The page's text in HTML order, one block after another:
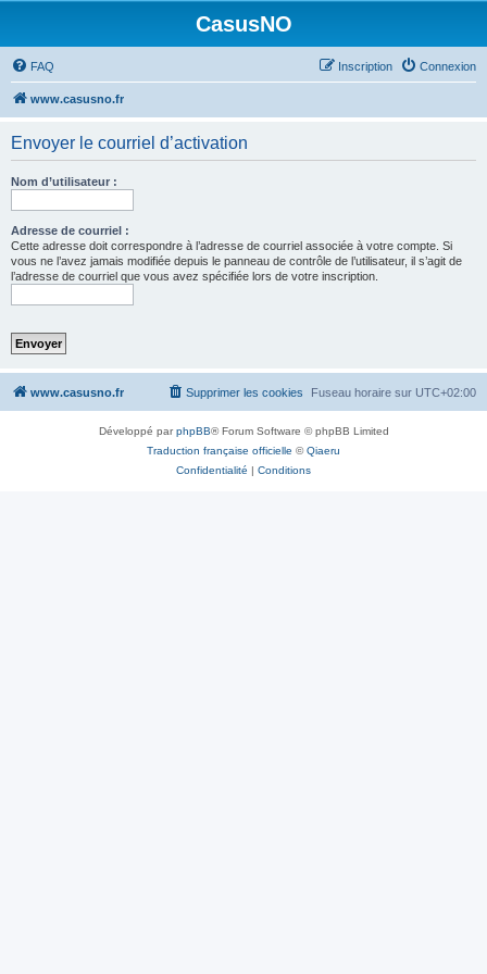
CasusNO
FAQ Connexion
Inscription
www.casusno.fr
Envoyer le courriel d’activation
Nom d’utilisateur :
Adresse de courriel :
Cette adresse doit correspondre à l’adresse de courriel associée à votre compte. Si
vous ne l’avez jamais modifiée depuis le panneau de contrôle de l’utilisateur, il s’agit de
l’adresse de courriel que vous avez spécifiée lors de votre inscription.
www.casusno.fr Fuseau horaire sur UTC+02:00
Supprimer les cookies
Développé parphpBB® Forum Software © phpBB Limited
Traduction française officielle ©Qiaeru
Confidentialité | Conditions